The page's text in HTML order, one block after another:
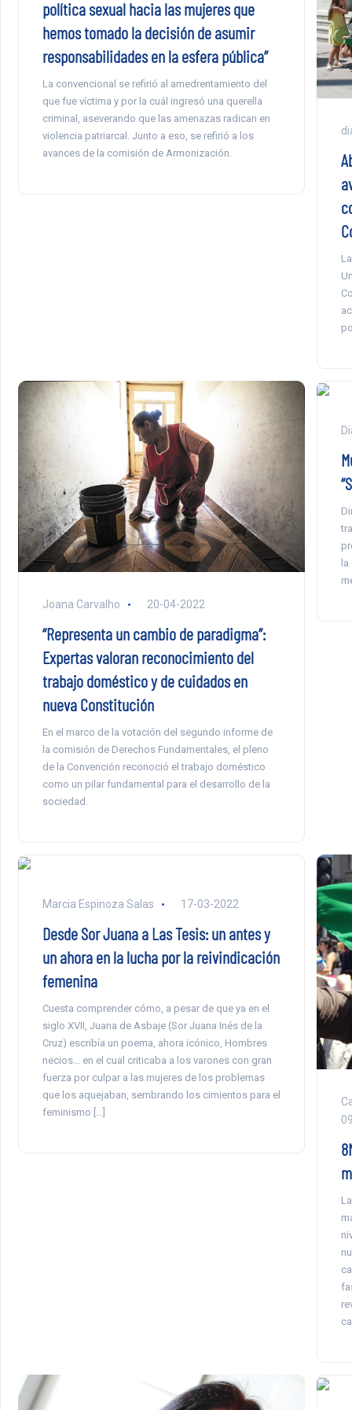
política sexual hacia las mujeres que
hemos tomado la decisión de asumir
responsabilidades en la esfera pública”
La convencional se refirió al amedrentamiento del
que fue víctima y por la cuál ingresó una querella
criminal, aseverando que las amenazas radican en
violencia patriarcal. Junto a eso, se refirió a los
avances de la comisión de Armonización.
Joana Carvalho 20-04-2022
“Representa un cambio de paradigma”:
Expertas valoran reconocimiento del
trabajo doméstico y de cuidados en
nueva Constitución
En el marco de la votación del segundo informe de
la comisión de Derechos Fundamentales, el pleno
de la Convención reconoció el trabajo doméstico
como un pilar fundamental para el desarrollo de la
sociedad.
Marcia Espinoza Salas 17-03-2022
Desde Sor Juana a Las Tesis: un antes y
un ahora en la lucha por la reivindicación
femenina
Cuesta comprender cómo, a pesar de que ya en el
siglo XVII, Juana de Asbaje (Sor Juana Inés de la
Cruz) escribía un poema, ahora icónico, Hombres
necios… en el cual criticaba a los varones con gran
fuerza por culpar a las mujeres de los problemas
que los aquejaban, sembrando los cimientos para el
feminismo […]